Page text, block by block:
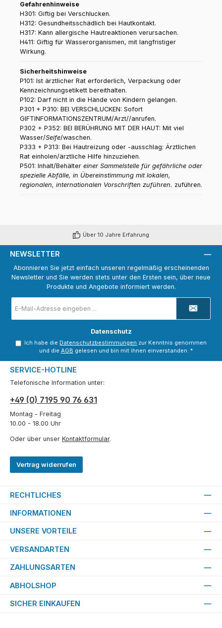
Gefahrenhinweise
H301: Giftig bei Verschlucken.
H312: Gesundheitsschädlich bei Hautkontakt.
H317: Kann allergische Hautreaktionen verursachen.
H411: Giftig für Wasserorganismen, mit langfristiger
Wirkung.
Sicherheitshinweise
P101: Ist ärztlicher Rat erforderlich, Verpackung oder
Kennzeichnungsetikett bereithalten.
P102: Darf nicht in die Hände von Kindern gelangen.
P301 + P310: BEI VERSCHLUCKEN: Sofort
GIFTINFORMATIONSZENTRUM/Arzt//anrufen.
P302 + P352: BEI BERÜHRUNG MIT DER HAUT: Mit viel
Wasser/Seife/waschen.
P333 + P313: Bei Hautreizung oder -ausschlag: Ärztlichen
Rat einholen/ärztliche Hilfe hinzuziehen.
P501: Inhalt/Behälter einer Sammelstelle für gefährliche oder
spezielle Abfälle, in Übereinstimmung mit lokalen,
regionalen, internationalen Vorschriften zuführen. zuführen.
Über 10 Jahre Erfahrung
NEWSLETTER
Abonnieren Sie jetzt einfach unseren regelmäßig erscheinenden
Newsletter und Sie werden stets unter den Ersten sein, über neue
Produkte und Angebote informiert werden.
Mail-
Adresse
Datenschutz
Ich habe die Datenschutzbestimmungen zur Kenntnis genommen
und die AGB gelesen und bin mit ihnen einverstanden. *
SERVICE-HOTLINE
Telefonische Information unter:
+49 (0) 7195 90 76 631
Montag - Freitag
10.00 - 18.00 Uhr
Oder über unser Kontaktformular.
Vertrag widerrufen
RECHTLICHES
INFORMATIONEN
UNSERE VORTEILE
VERSANDARTEN
ZAHLUNGSARTEN
ABHOLSHOP
SICHER EINKAUFEN